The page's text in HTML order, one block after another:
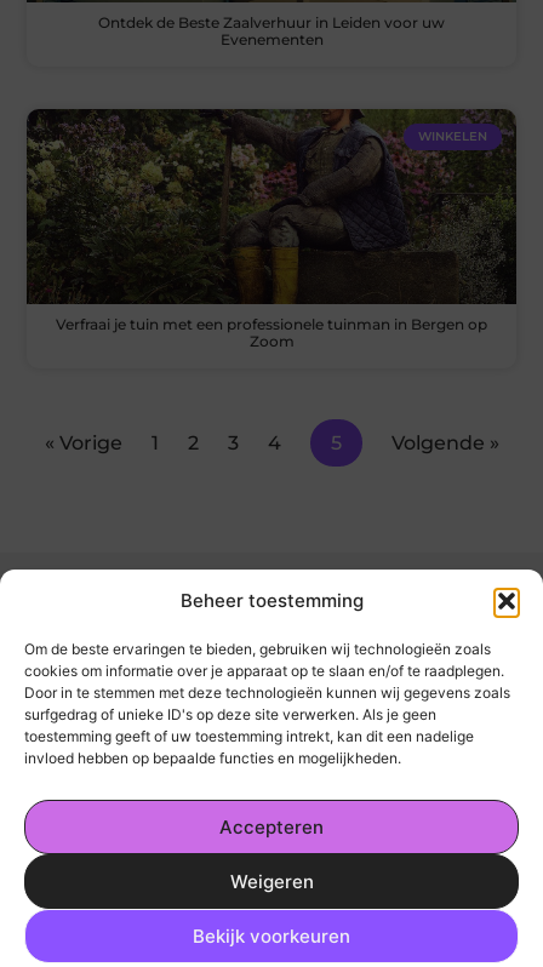
Beheer toestemming
Om de beste ervaringen te bieden, gebruiken wij technologieën zoals
cookies om informatie over je apparaat op te slaan en/of te raadplegen.
Door in te stemmen met deze technologieën kunnen wij gegevens zoals
surfgedrag of unieke ID's op deze site verwerken. Als je geen
toestemming geeft of uw toestemming intrekt, kan dit een nadelige
invloed hebben op bepaalde functies en mogelijkheden.
Accepteren
Weigeren
Bekijk voorkeuren
Ga Naar
Ontdek de Beste Zaalverhuur in Leiden voor uw
Evenementen
WINKELEN
Verfraai je tuin met een professionele tuinman in Bergen op
Zoom
« Vorige 1 2 3 4 5 Volgende »
kickinsite.nl – Echt, eerlijk, alles wat telt.
Een verzameling van blogs en artikelen die
een breed scala aan onderwerpen uit het
dagelijks leven behandelen.